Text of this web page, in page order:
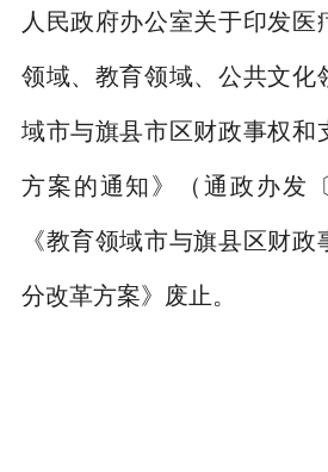
人民政府办公室关于印发医
领域、教育领域、公共文化
域市与旗县市区财政事权和
方案的通知》（通政办发〔
《教育领域市与旗县区财政
分改革方案》废止。